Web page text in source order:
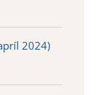
2024)